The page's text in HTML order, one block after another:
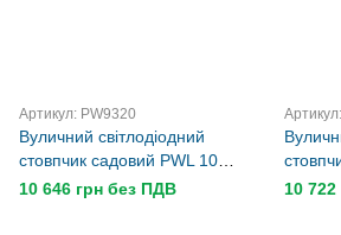
Артикул: PW9320
Вуличний світлодіодний
стовпчик садовий PWL 10W
6500K IP65-GARDEN-025G3
10 646 грн без ПДВ
6500K
10